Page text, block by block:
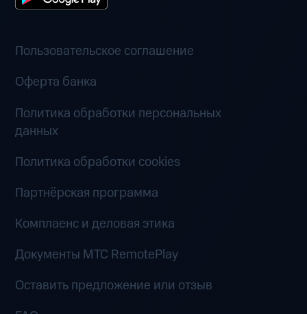
Пользовательское соглашение
Оферта банка
Политика обработки персональных
данных
Политика обработки cookies
Партнёрская программа
Комплаенс и деловая этика
Документы MTC RemotePlay
Оставить предложение или отзыв